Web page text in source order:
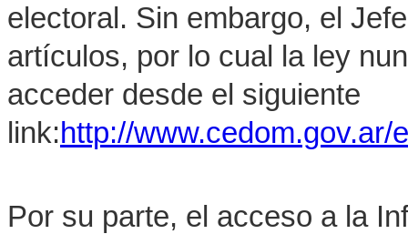
electoral. Sin embargo, el
artículos, por lo cual la ley
acceder desde el siguiente
link:http://
Por su parte, el acceso a la